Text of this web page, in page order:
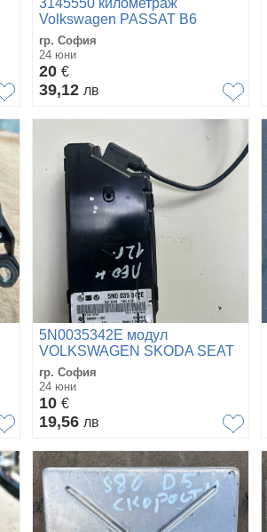
3145550 километраж
Volkswagen PASSAT B6
гр. София
24 юни
20 €
39,12 лв
5N0035342E модул
VOLKSWAGEN SKODA SEAT
гр. София
24 юни
10 €
19,56 лв